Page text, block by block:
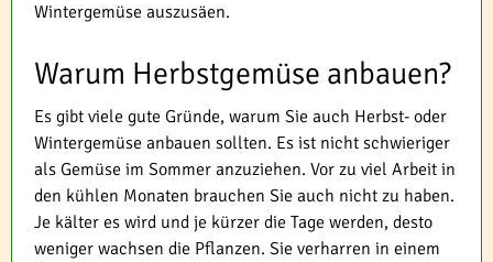
Wintergemüse auszusäen.
Warum Herbstgemüse anbauen?
Es gibt viele gute Gründe, warum Sie auch Herbst- oder
Wintergemüse anbauen sollten. Es ist nicht schwieriger
als Gemüse im Sommer anzuziehen. Vor zu viel Arbeit in
den kühlen Monaten brauchen Sie auch nicht zu haben.
Je kälter es wird und je kürzer die Tage werden, desto
weniger wachsen die Pflanzen. Sie verharren in einem